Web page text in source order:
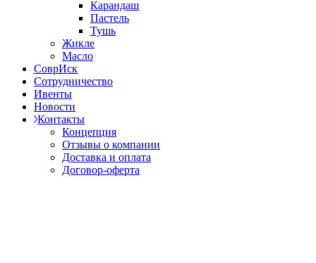
Карандаш
Пастель
Тушь
Жикле
Масло
СоврИск
Сотрудничество
Ивенты
Новости
Контакты
Концепция
Отзывы о компании
Доставка и оплата
Договор-оферта